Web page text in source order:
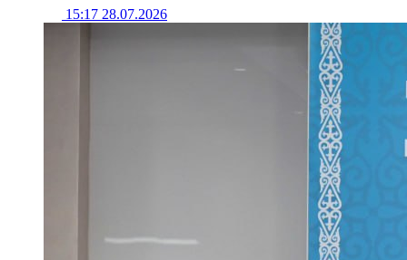
15:17 28.07.2026